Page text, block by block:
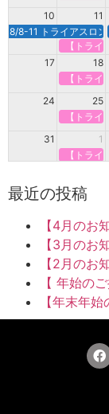
10
11
8/8-11 トライアスロ
【トラ
17
18
【トラ
24
25
【トラ
31
1
【トラ
最近の投稿
【4月のお
【3月のお
【2月のお
【 年始の
【年末年